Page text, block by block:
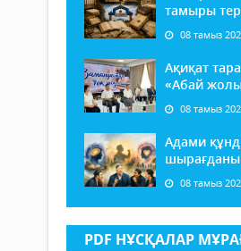
тамыры
08 тамыз
Ақиқат
«Абай
08 тамыз
Адами
шырағданы
08 тамыз
PDF НҰСҚАЛАР